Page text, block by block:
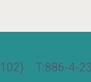
T:886-4-